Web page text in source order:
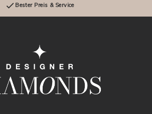
Bester Preis & Service